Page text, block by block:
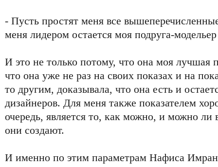
- Пусть простят меня все
меня лидером остается моя подруга-
И это не только потому, что она моя лучшая
что она уже не раз на своих показах и на
то другим, доказывала, что она есть и
дизайнеров. Для меня также показателем
очередь, является то, как можно, и можно ли
они создают.
И именно по этим параметрам Нафиса